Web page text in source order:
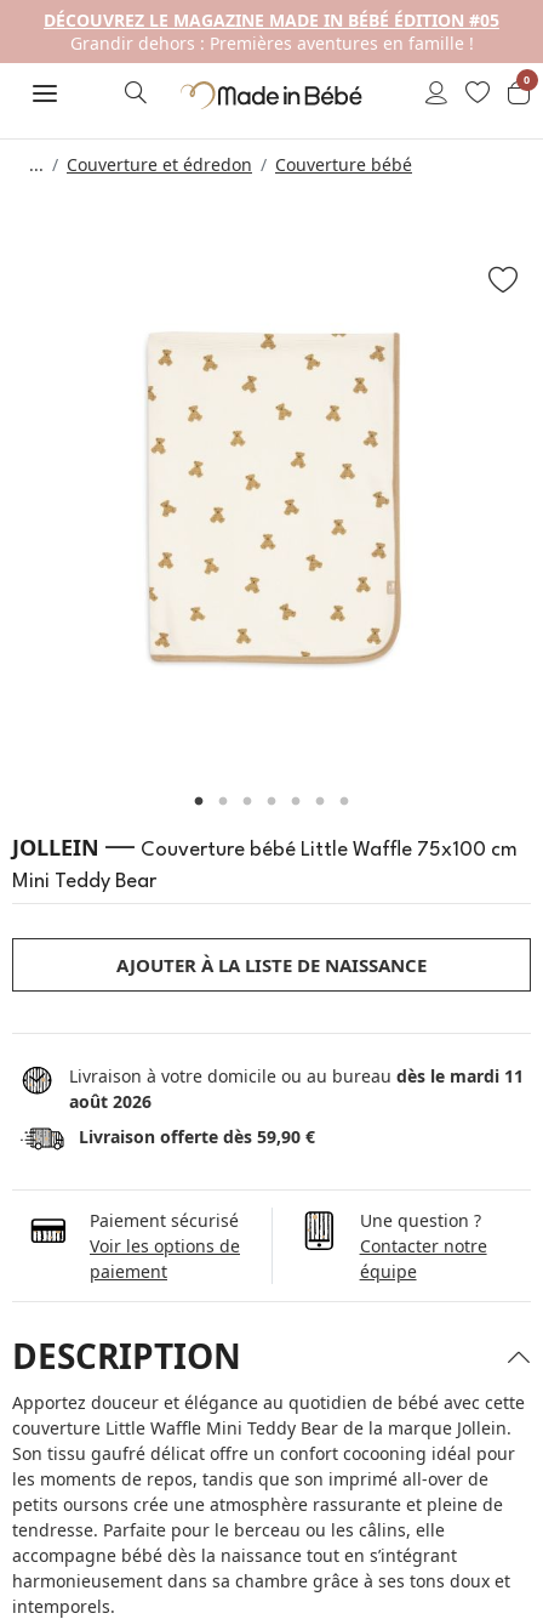
DÉCOUVREZ LE MAGAZINE MADE IN BÉBÉ ÉDITION #05
Grandir dehors : Premières aventures en famille !
0
... Couverture et édredon Couverture bébé
JOLLEIN — Couverture bébé Little Waffle 75x100 cm
Mini Teddy Bear
AJOUTER À LA LISTE DE NAISSANCE
Livraison à votre domicile ou au bureau dès le mardi 11
août 2026
Livraison offerte dès 59,90 €
Paiement sécurisé
Voir les options de
paiement
Une question ?
Contacter notre
équipe
DESCRIPTION
Apportez douceur et élégance au quotidien de bébé avec cette
couverture Little Waffle Mini Teddy Bear de la marque Jollein.
Son tissu gaufré délicat offre un confort cocooning idéal pour
les moments de repos, tandis que son imprimé all-over de
petits oursons crée une atmosphère rassurante et pleine de
tendresse. Parfaite pour le berceau ou les câlins, elle
accompagne bébé dès la naissance tout en s’intégrant
harmonieusement dans sa chambre grâce à ses tons doux et
intemporels.